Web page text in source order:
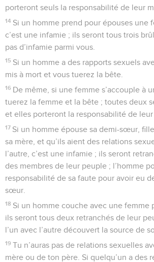
porteront seuls la responsabilité de leur
14 Si un homme prend pour épouses une
c’est une infamie ; ils seront tous trois
pas d’infamie parmi vous.
15 Si un homme a des rapports sexuels
mis à mort et vous tuerez la bête.
16 De même, si une femme s’accouple à
tuerez la femme et la bête ; toutes deux
et elles porteront la responsabilité de leur
17 Si un homme épouse sa demi-sœur,
sa mère, et qu’ils aient des relations
l’autre, c’est une infamie ; ils seront
des membres de leur peuple ; l’homme
responsabilité de sa faute pour avoir eu
sœur.
18 Si un homme couche avec une femme
ils seront tous deux retranchés de leur
l’un avec l’autre découvert la source de
19 Tu n’auras pas de relations sexuelles
mère ou de ton père. Si quelqu’un a des